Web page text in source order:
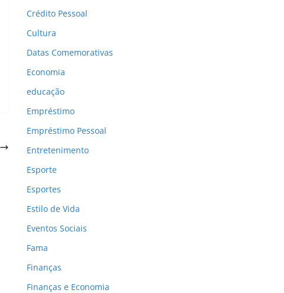
Crédito Pessoal
Cultura
Datas Comemorativas
Economia
educação
Empréstimo
Empréstimo Pessoal
Entretenimento
Esporte
Esportes
Estilo de Vida
Eventos Sociais
Fama
Finanças
Finanças e Economia